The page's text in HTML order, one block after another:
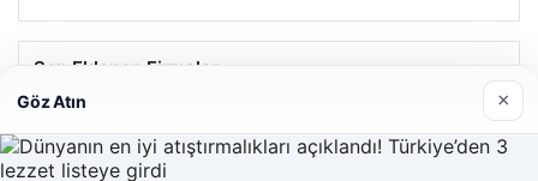
Son Eklenen Firmalar
23/06/2026
Göz Atın ×